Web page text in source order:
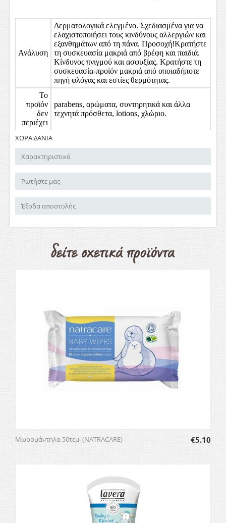
Ανάλυση
Δερματολογικά ελεγμένο. Σχεδιασμένα για να
ελαχιστοποιήσει τους κινδύνους αλλεργιών και
εξανθημάτων από τη πάνα. Προσοχή!Κρατήστε
τη συσκευασία μακριά από βρέφη και παιδιά.
Κίνδυνος πνιγμού και ασφυξίας. Κρατήστε τη
συσκευασία-προϊόν μακριά από οποιαδήποτε
πηγή φλόγας και εστίες θερμότητας.
Το
προϊόν
δεν
περιέχει
parabens, αρώματα, συντηρητικά και άλλα
τεχνητά πρόσθετα, lotions, χλώριο.
ΧΩΡΑ:ΔΑΝΙΑ
Χαρακτηριστικά
Ρωτήστε μας
Έξοδα αποστολής
Μωρομάντηλα 50τεμ. (NATRACARE) €5.10